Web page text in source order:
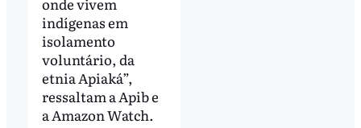
indígenas em
isolamento
voluntário, da
etnia Apiaká”,
ressaltam a Apib e
a Amazon Watch.